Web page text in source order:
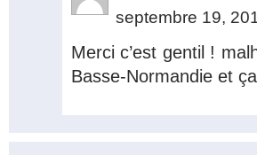
septembre 19,
Merci c’est gentil !
Basse-Normandie et